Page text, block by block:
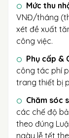
Mức thu
VNĐ/tháng
xét đề xuất
công việc.
Phụ cấp &
công tác phí
trang thiết bị
Chăm sóc
các chế độ
theo đúng
ngày lễ tết